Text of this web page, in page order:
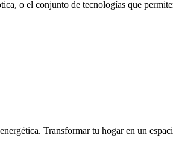
o el conjunto de tecnologías que
Transformar tu hogar en un